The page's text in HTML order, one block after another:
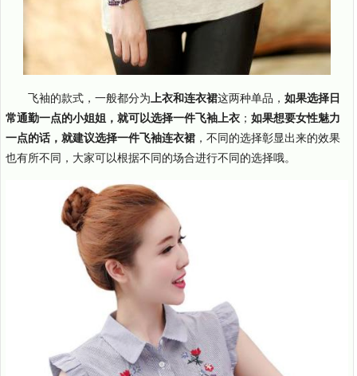
飞袖的款式，一般都分为上衣和连衣裙这两种单品， 如果选择日
常通勤一点的小姐姐，就可以选择一件飞袖上衣 ； 如果想要女性魅力
一点的话，就建议选择一件飞袖连衣裙 ，不同的选择彰显出来的效果
也有所不同，大家可以根据不同的场合进行不同的选择哦。